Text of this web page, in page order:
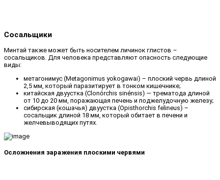
Сосальщики
Минтай также может быть носителем личинок глистов –
сосальщиков. Для человека представляют опасность следующие
виды:
метагонимус (Metagonimus yokogawai) – плоский червь длиной
2,5 мм, который паразитирует в тонком кишечнике;
китайская двуустка (Clonórchis sinénsis) — трематода длиной
от 10 до 20 мм, поражающая печень и поджелудочную железу;
сибирская (кошачья) двуустка (Opisthorchis felineus) –
сосальщик длиной 18 мм, который обитает в печени и
желчевыводящих путях.
Осложнения заражения плоскими червями